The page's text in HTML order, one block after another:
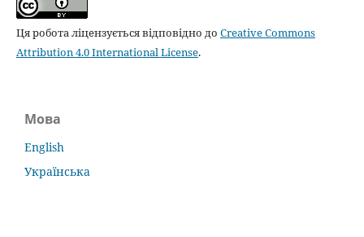
Ця робота ліцензується відповідно до Creative Commons
Attribution 4.0 International License.
Мова
English
Українська